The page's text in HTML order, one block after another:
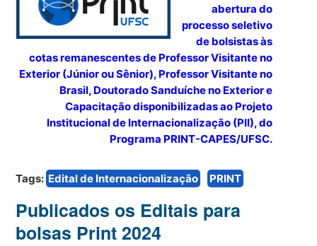
abertura do
processo seletivo
de bolsistas às
cotas remanescentes de Professor Visitante no
Exterior (Júnior ou Sênior), Professor Visitante no
Brasil, Doutorado Sanduíche no Exterior e
Capacitação disponibilizadas ao Projeto
Institucional de Internacionalização (PII), do
Programa PRINT-CAPES/UFSC.
Tags: Edital de Internacionalização PRINT
Publicados os Editais para
bolsas Print 2024